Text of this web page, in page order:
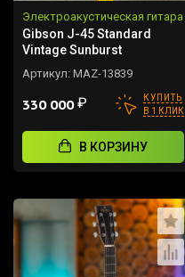
Электроакустическая гитара
Gibson J-45 Standard
Vintage Sunburst
Артикул: MAZ-13839
330 000₽
КУПИТЬ
В 1 КЛИК
В КОРЗИНУ